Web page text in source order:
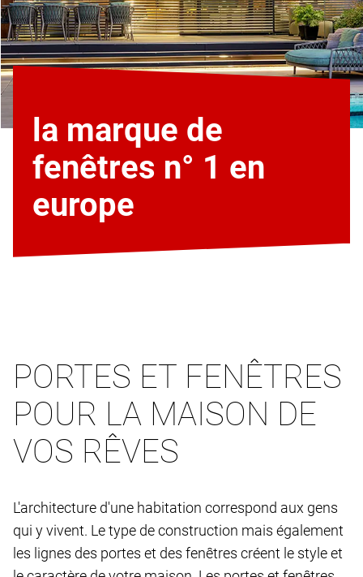
la marque de
fenêtres n° 1 en
europe
PORTES ET FENÊTRES
POUR LA MAISON DE
VOS RÊVES
L'architecture d'une habitation correspond aux gens
qui y vivent. Le type de construction mais également
les lignes des portes et des fenêtres créent le style et